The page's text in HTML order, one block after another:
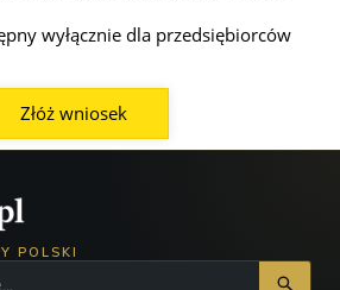
wyłącznie dla przedsiębiorców
Złóż wniosek
POLSKI